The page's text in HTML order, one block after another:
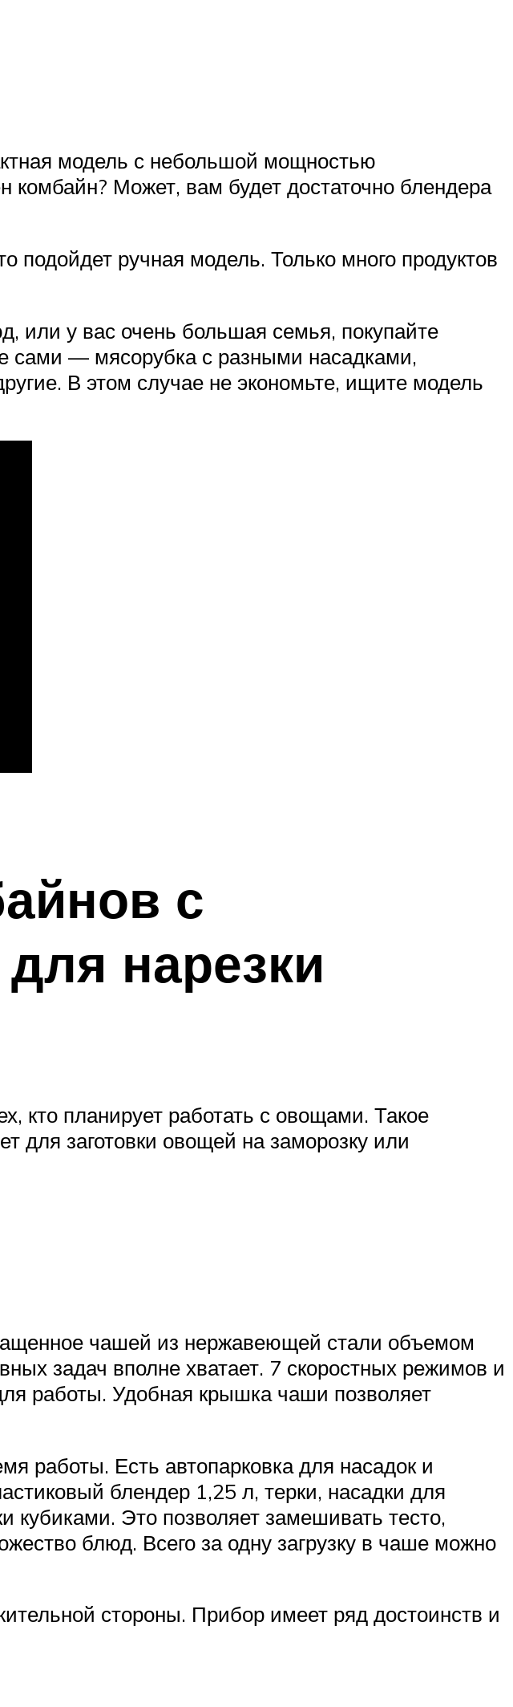
модель с небольшой мощностью
Может, вам будет достаточно блендера
подойдет ручная модель. Только много продуктов
или у вас очень большая семья, покупайте
сами — мясорубка с разными насадками,
В этом случае не экономьте, ищите модель
с
нарезки
кто планирует работать с овощами. Такое
для заготовки овощей на заморозку или
чашей из нержавеющей стали объемом
задач вполне хватает. 7 скоростных режимов и
работы. Удобная крышка чаши позволяет
работы. Есть автопарковка для насадок и
блендер 1,25 л, терки, насадки для
кубиками. Это позволяет замешивать тесто,
блюд. Всего за одну загрузку в чаше можно
стороны. Прибор имеет ряд достоинств и